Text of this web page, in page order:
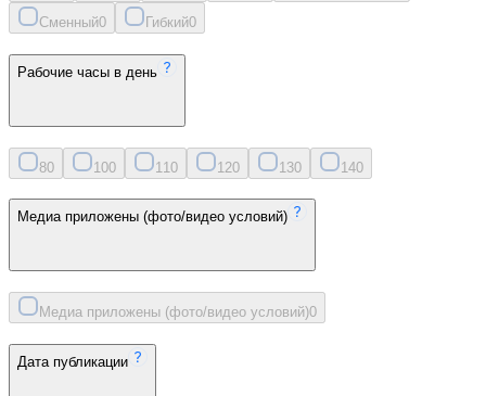
Сменный0 Гибкий0
Рабочие часы в день
80 100 11 0 120 130 140
Медиа приложены (фото/видео условий)
Медиа приложены (фото/видео условий)0
Дата публикации